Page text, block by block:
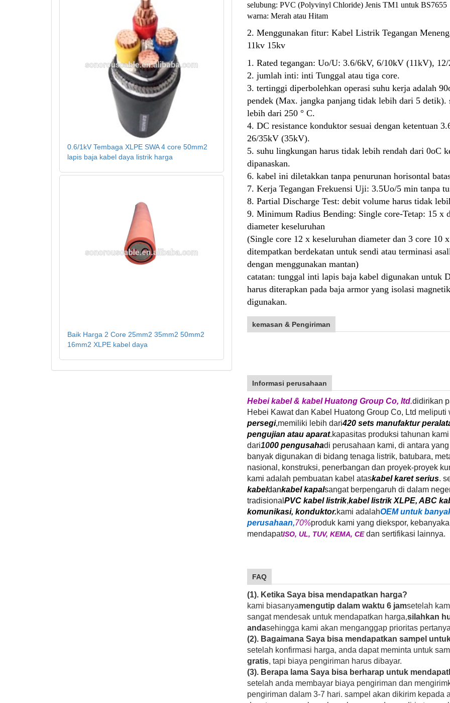
selubung: PVC (Polyvinyl Chloride) Jenis TM1 untuk BS7655
warna: Merah atau Hitam
2. Menggunakan fitur: Kabel Listrik Tegangan
11kv 15kv
1. Rated tegangan: Uo/U: 3.6/6kV, 6/10kV (11kV),
2. jumlah inti: inti Tunggal atau tiga core.
3. tertinggi diperbolehkan operasi suhu kerja adalah
pendek (Max. jangka panjang tidak lebih dari 5
lebih dari 250 ° C.
4. DC resistance konduktor sesuai dengan
26/35kV (35kV).
5. suhu lingkungan harus tidak lebih rendah dari 0oC
dipanaskan.
6. kabel ini diletakkan tanpa penurunan horisontal
7. Kerja Tegangan Frekuensi Uji: 3.5Uo/5 min tanpa
8. Partial Discharge Test: debit volume harus tidak
9. Minimum Radius Bending: Single core-Tetap: 15 x
diameter keseluruhan
(Single core 12 x keseluruhan diameter dan 3 core 10
ditempatkan berdekatan untuk sendi atau terminasi
dengan menggunakan mantan)
catatan: tunggal inti lapis baja kabel digunakan untuk
harus diterapkan pada baja armor yang isolasi
digunakan.
kemasan & Pengiriman
Informasi perusahaan
Hebei kabel & kabel Huatong Group Co, ltd.didirikan
Hebei Kawat dan Kabel Huatong Group Co, Ltd
persegi,memiliki lebih dari420 sets manufaktur
pengujian atau aparat.kapasitas produksi tahunan
dari1000 pengusahadi perusahaan kami, di antara
banyak digunakan di bidang tenaga listrik, batubara,
nasional, konstruksi, penerbangan dan proyek-proyek
kami adalah pembuatan kabel ataskabel karet serius.
kabeldankabel kapalsangat berpengaruh di dalam
tradisional PVC kabel listrik,kabel listrik XLPE, ABC
komunikasi, konduktor.kami adalahOEM untuk
perusahaan,70%produk kami yang diekspor,
mendapatISO, UL, TUV, KEMA, CE dan sertifikasi lainnya.
FAQ
(1). Ketika Saya bisa mendapatkan harga?
kami biasanyamengutip dalam waktu 6 jamsetelah
sangat mendesak untuk mendapatkan harga,silahkan
andasehingga kami akan menganggap prioritas
(2). Bagaimana Saya bisa mendapatkan sampel
setelah konfirmasi harga, anda dapat meminta untuk
gratis, tapi biaya pengiriman harus dibayar.
(3). Berapa lama Saya bisa berharap untuk
setelah anda membayar biaya pengiriman dan
pengiriman dalam 3-7 hari. sampel akan dikirim kepada
0.6/1kV Tembaga XLPE SWA 4 core 50mm2
lapis baja kabel daya listrik harga
Baik Harga 2 Core 25mm2 35mm2 50mm2
16mm2 XLPE kabel daya